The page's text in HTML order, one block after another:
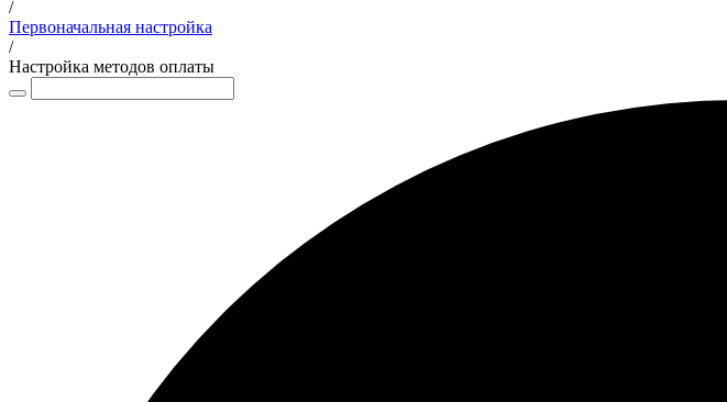
/
Первоначальная настройка
/
Настройка методов оплаты